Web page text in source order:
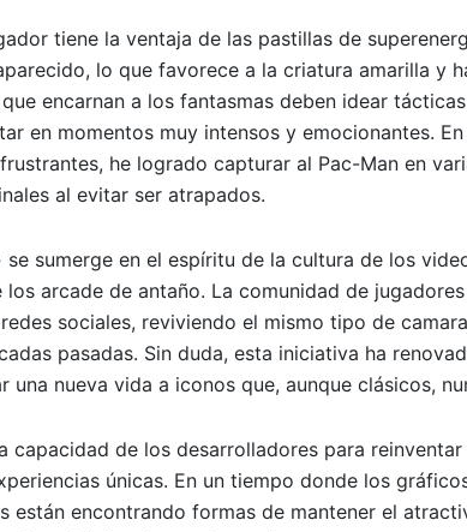
tiene la ventaja de las pastillas de
lo que favorece a la criatura amarilla y
encarnan a los fantasmas deben idear
en momentos muy intensos y emocionantes.
he logrado capturar al Pac-Man en
al evitar ser atrapados.
sumerge en el espíritu de la cultura de los
arcade de antaño. La comunidad de
sociales, reviviendo el mismo tipo de
pasadas. Sin duda, esta iniciativa ha
nueva vida a iconos que, aunque clásicos,
capacidad de los desarrolladores para
únicas. En un tiempo donde los
están encontrando formas de mantener el